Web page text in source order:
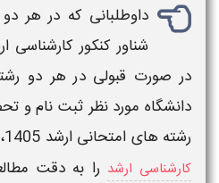
داوطلبانی که در هر
شناور کنکور کارشناسی ارشد
در صورت قبولی در هر دو
دانشگاه مورد نظر ثبت نام و
رشته های امتحانیارشد 1405
کارشناسی ارشد را به دقت